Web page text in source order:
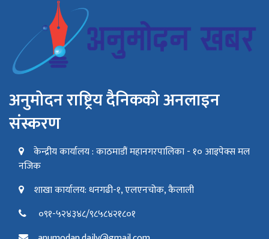
अनुमोदन राष्ट्रिय दैनिकको अनलाइन
संस्करण
केन्द्रीय कार्यालय : काठमाडौं महानगरपालिका - १० आइपेक्स मल
नजिक
शाखा कार्यालय: धनगढी-१, एलएनचोक, कैलाली
०९१-५२४३४८/९८५८४२१८०१